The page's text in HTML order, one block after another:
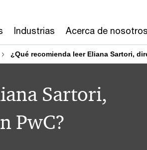
Industrias Acerca de nosotros
¿Qué recomienda leer Eliana Sartori,
Sartori,
PwC?